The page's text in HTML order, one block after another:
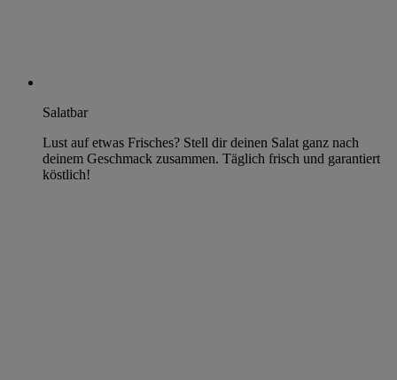
Salatbar
Lust auf etwas Frisches? Stell dir deinen Salat ganz nach
deinem Geschmack zusammen. Täglich frisch und garantiert
köstlich!